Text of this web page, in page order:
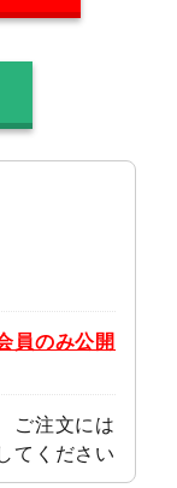
員のみ公開
ご注文には
てください